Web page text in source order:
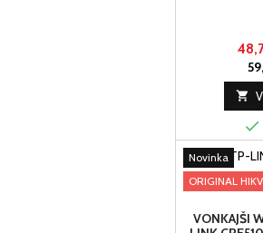


Novinka
ORIGINAL
VONKAJŠI